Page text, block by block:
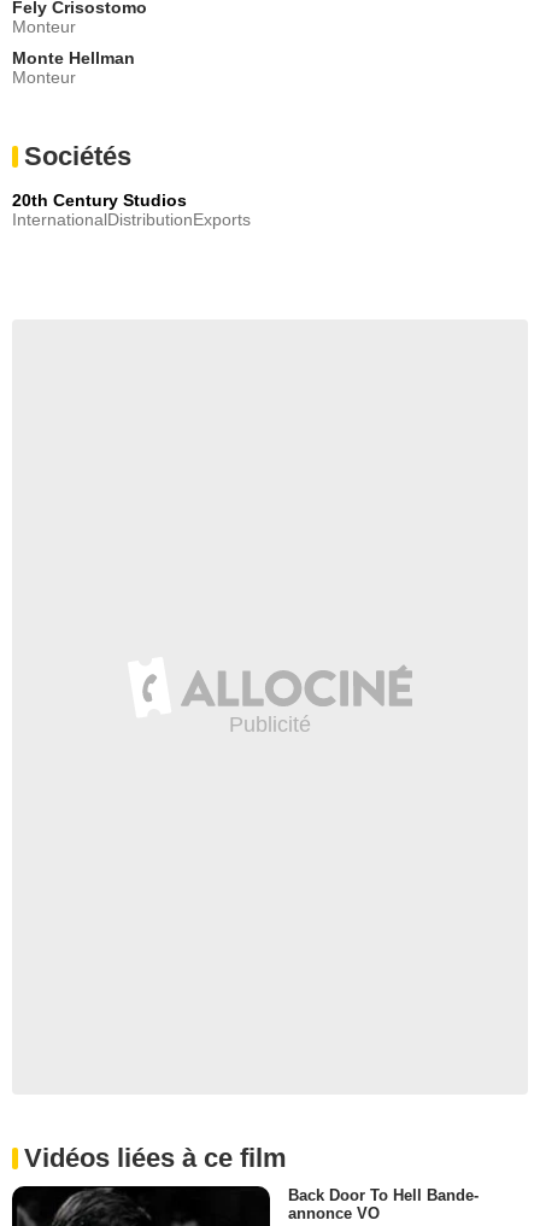
Fely Crisostomo
Monteur
Monte Hellman
Monteur
Sociétés
20th Century Studios
InternationalDistributionExports
Vidéos liées à ce film
Back Door To Hell Bande-
annonce VO